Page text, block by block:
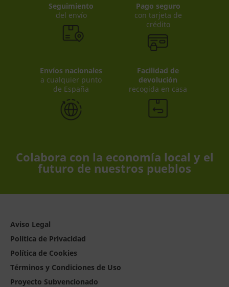
Seguimiento
del envío
Pago seguro
con tarjeta de
crédito
Envíos nacionales
a cualquier punto
de España
Facilidad de
devolución
recogida en casa
Colabora con la economía local y el
futuro de nuestros pueblos
Aviso Legal
Política de Privacidad
Política de Cookies
Términos y Condiciones de Uso
Proyecto Subvencionado